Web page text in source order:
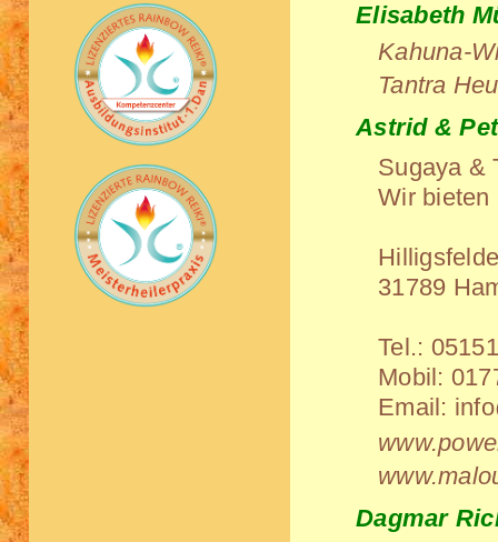
Elisabeth
Kahuna-
Tantra
Astrid &
Sugaya &
Wir bieten
31789
Tel.:
Mobil:
Email:
Dagmar